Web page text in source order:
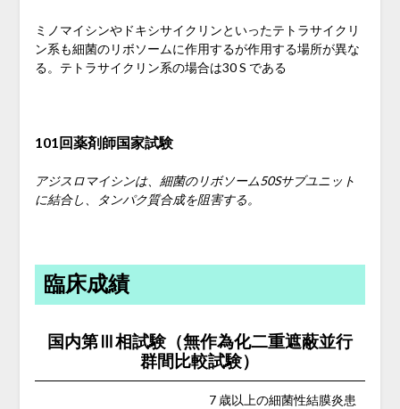
ミノマイシンやドキシサイクリンといったテトラサイクリ
ン系も細菌のリボソームに作用するが作用する場所が異な
る。 テトラサイクリン系の場合は30 S である
101回薬剤師国家試験
アジスロマイシンは、細菌のリボソーム50Sサブユニット
に結合し、タンパク質合成を阻害する。
臨床成績
国内第Ⅲ相試験（無作為化二重遮蔽並行
群間比較試験）
7 歳以上の細菌性結膜炎患